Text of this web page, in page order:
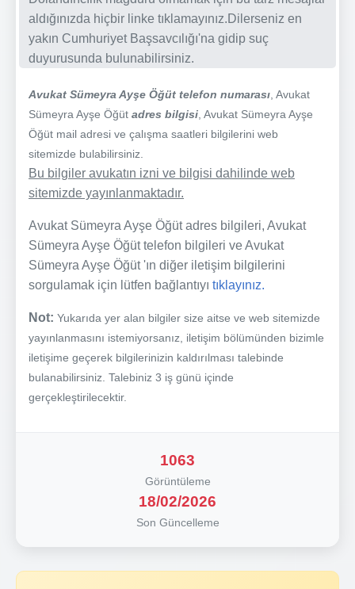
aldığınızda hiçbir linke tıklamayınız.Dilerseniz en
yakın Cumhuriyet Başsavcılığı'na gidip suç
duyurusunda bulunabilirsiniz.
Avukat Sümeyra Ayşe Öğüt telefon numarası , Avukat
Sümeyra Ayşe Öğüt adres bilgisi , Avukat Sümeyra Ayşe
Öğüt mail adresi ve çalışma saatleri bilgilerini web
sitemizde bulabilirsiniz.
Bu bilgiler avukatın izni ve bilgisi dahilinde web
sitemizde yayınlanmaktadır.
Avukat Sümeyra Ayşe Öğüt adres bilgileri, Avukat
Sümeyra Ayşe Öğüt telefon bilgileri ve Avukat
Sümeyra Ayşe Öğüt 'ın diğer iletişim bilgilerini
sorgulamak için lütfen bağlantıyı tıklayınız.
Not: Yukarıda yer alan bilgiler size aitse ve web sitemizde
yayınlanmasını istemiyorsanız, iletişim bölümünden bizimle
iletişime geçerek bilgilerinizin kaldırılması talebinde
bulanabilirsiniz. Talebiniz 3 iş günü içinde
gerçekleştirilecektir.
1063
Görüntüleme
18/02/2026
Son Güncelleme